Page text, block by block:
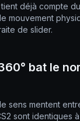
déjà compte
mouvement
de slider.
bat le
sens mentent
sont identiques